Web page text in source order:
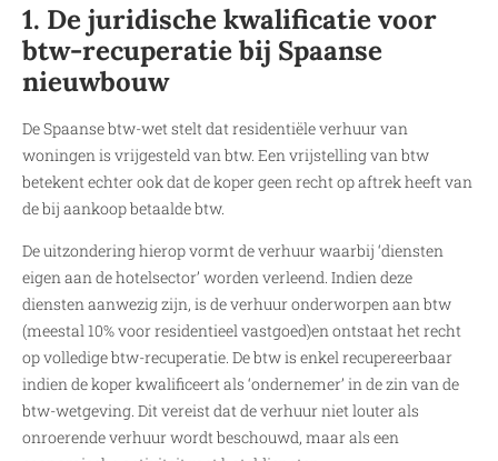
1. De juridische kwalificatie voor
btw-recuperatie bij Spaanse
nieuwbouw
De Spaanse btw-wet stelt dat residentiële verhuur van
woningen is vrijgesteld van btw. Een vrijstelling van btw
betekent echter ook dat de koper geen recht op aftrek heeft van
de bij aankoop betaalde btw.
De uitzondering hierop vormt de verhuur waarbij ‘diensten
eigen aan de hotelsector’ worden verleend. Indien deze
diensten aanwezig zijn, is de verhuur onderworpen aan btw
(meestal 10% voor residentieel vastgoed)en ontstaat het recht
op volledige btw-recuperatie. De btw is enkel recupereerbaar
indien de koper kwalificeert als ‘ondernemer’ in de zin van de
btw-wetgeving. Dit vereist dat de verhuur niet louter als
onroerende verhuur wordt beschouwd, maar als een